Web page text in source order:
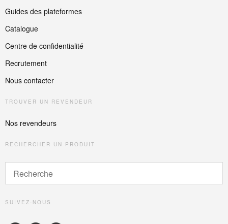
Guides des plateformes
Catalogue
Centre de confidentialité
Recrutement
Nous contacter
TROUVER UN REVENDEUR
Nos revendeurs
RECHERCHER UN PRODUIT
SUIVEZ-NOUS